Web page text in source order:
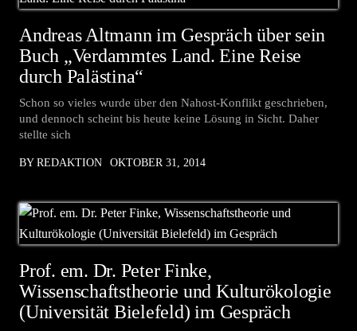
Andreas Altmann im Gespräch über sein
Buch „Verdammtes Land. Eine Reise
durch Palästina“
Schon so vieles wurde über den Nahost-Konflikt geschrieben,
und dennoch scheint bis heute keine Lösung in Sicht. Daher
stellte sich
BY REDAKTION OKTOBER 31, 2014
Prof. em. Dr. Peter Finke,
Wissenschaftstheorie und Kulturökologie
(Universität Bielefeld) im Gespräch